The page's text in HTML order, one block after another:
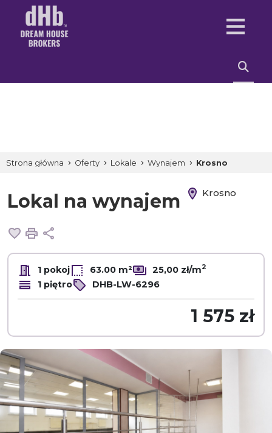
Strona główna Oferty Lokale Wynajem Krosno
Lokal na wynajem Krosno
Dodaj do ulubionych
Drukuj
1 pokoj 63.00 m² 25,00 zł/m2
1 piętro DHB-LW-6296
1 575 zł